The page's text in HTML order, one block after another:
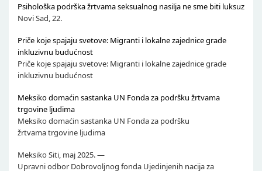
Psihološka podrška žrtvama seksualnog nasilja ne sme biti luksuz
Novi Sad, 22.
Priče koje spajaju svetove: Migranti i lokalne zajednice grade
inkluzivnu budućnost
Priče koje spajaju svetove: Migranti i lokalne zajednice grade
inkluzivnu budućnost
Meksiko domaćin sastanka UN Fonda za podršku žrtvama
trgovine ljudima
Meksiko domaćin sastanka UN Fonda za podršku
žrtvama trgovine ljudima
Meksiko Siti, maj 2025. —
Upravni odbor Dobrovoljnog fonda Ujedinjenih nacija za